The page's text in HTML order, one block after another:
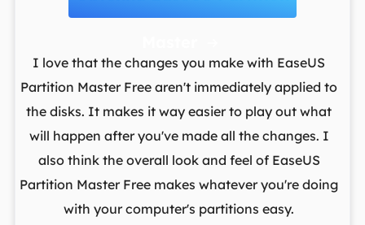
I love that the changes you make with EaseUS
Partition Master Free aren't immediately applied to
the disks. It makes it way easier to play out what
will happen after you've made all the changes. I
also think the overall look and feel of EaseUS
Partition Master Free makes whatever you're doing
with your computer's partitions easy.